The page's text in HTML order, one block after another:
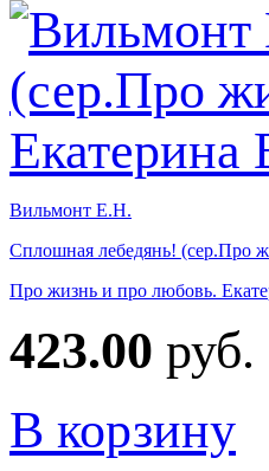
Вильмонт Е.Н.
Сплошная лебедянь! (сер.Про
Про жизнь и про любовь.
423.00 руб.
В корзину